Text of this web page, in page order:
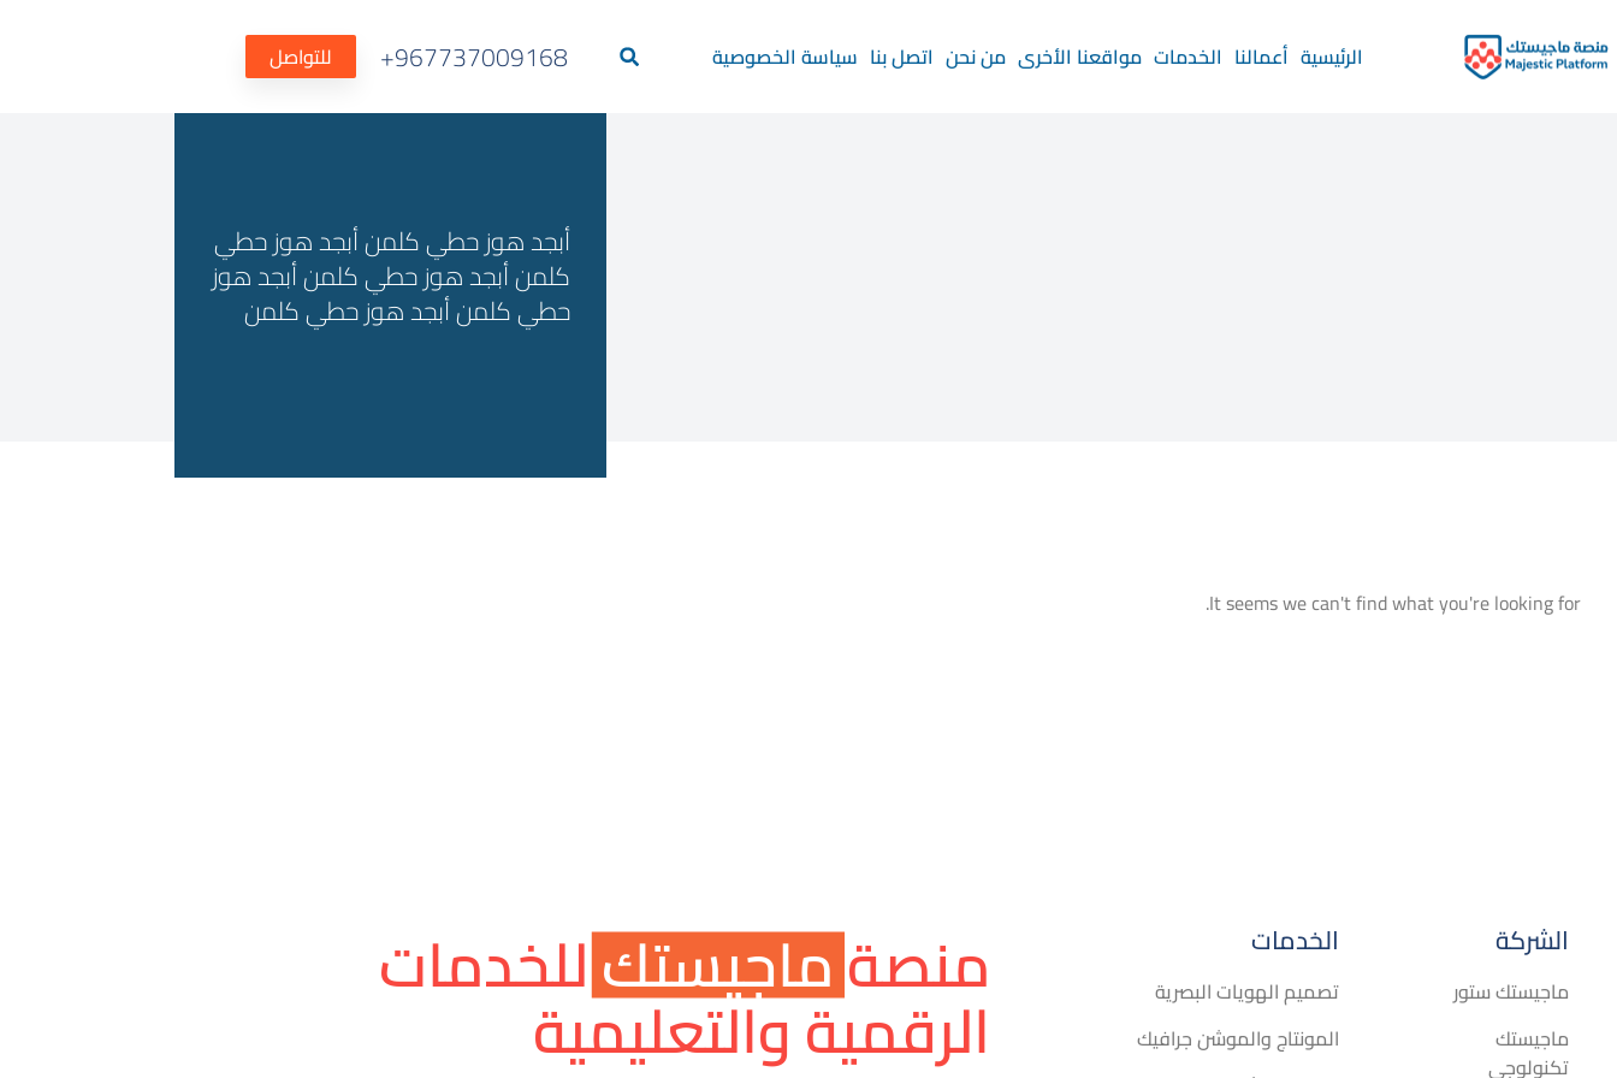
الرئيسية أعمالنا الخدمات مواقعنا الأخرى من نحن اتصل بنا سياسة الخصوصية 967737009168+ للتواصل
أبجد هوز حطي كلمن أبجد هوز حطي
كلمن أبجد هوز حطي كلمن أبجد هوز
حطي كلمن أبجد هوز حطي كلمن
It seems we can't find what you're looking for.
الشركة
ماجيستك ستور
ماجيستك
تكنولوجي
الخدمات
تصميم الهويات البصرية
المونتاج والموشن جرافيك
منصةماجيستكللخدمات
الرقمية والتعليمية